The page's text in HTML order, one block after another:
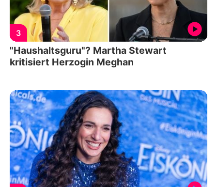
3
"Haushaltsguru"? Martha Stewart
kritisiert Herzogin Meghan